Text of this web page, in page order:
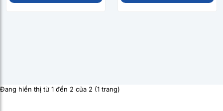
Đang hiển thị từ 1 đến 2 của 2 (1 trang)